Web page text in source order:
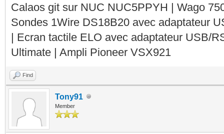
Calaos git sur NUC NUC5PPYH | Wago
Sondes 1Wire DS18B20 avec adaptateur
| Ecran tactile ELO avec adaptateur USB/
Ultimate | Ampli Pioneer VSX921
Find
Tony91
Member